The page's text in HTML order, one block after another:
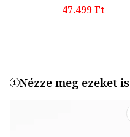
47.499 Ft
Nézze meg ezeket is